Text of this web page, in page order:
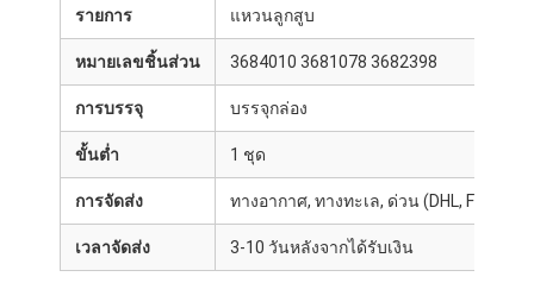
รายการ แหวนลูกสูบ
หมายเลขชิ้นส่วน 3684010 3681078 3682398
การบรรจุ บรรจุกล่อง
ขั้นต่ำ 1 ชุด
การจัดส่ง ทางอากาศ, ทางทะเล, ด่วน (DHL, FedEx,
เวลาจัดส่ง 3-10 วันหลังจากได้รับเงิน